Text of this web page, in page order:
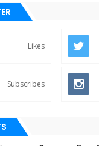
Likes
Subscribes